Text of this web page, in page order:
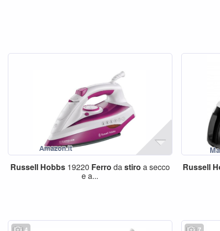
Russell Hobbs19220 Ferro dastiro a secco
e a...
Russell